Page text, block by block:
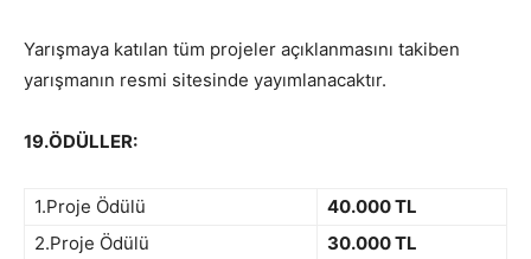
Yarışmaya katılan tüm projeler açıklanmasını takiben
yarışmanın resmi sitesinde yayımlanacaktır.
19.ÖDÜLLER:
1.Proje Ödülü
40.000 TL
2.Proje Ödülü
30.000 TL